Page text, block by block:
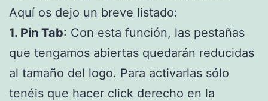
Aquí os dejo un breve listado:
1. Pin Tab: Con esta función, las pestañas
que tengamos abiertas quedarán reducidas
al tamaño del logo. Para activarlas sólo
tenéis que hacer click derecho en la